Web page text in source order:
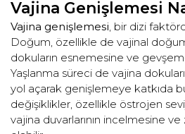
Vajina Genişlemesi
Vajina genişlemesi, bir dizi
Doğum, özellikle de vajinal
dokuların esnemesine ve
Yaşlanma süreci de vajina
yol açarak genişlemeye katkıda
değişiklikler, özellikle östrojen
vajina duvarlarının incelmesine ve